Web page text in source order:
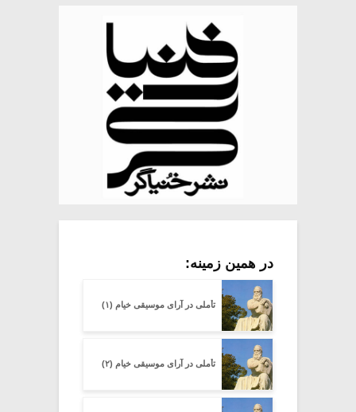
در همین زمینه:
تأملی در آرای موسیقی خیام (۱)
تأملی در آرای موسیقی خیام (۲)